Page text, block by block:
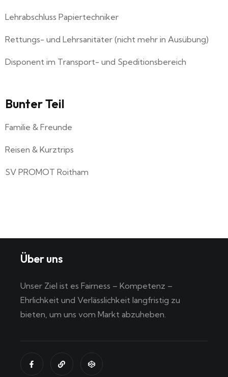
Lehrabschluss Papiertechniker
Rettungs- und Lehrsanitäter (nicht mehr in Ausübung)
Disponent im Transport- und Speditionsbereich
Bunter Teil
Familie & Freunde
Reisen & Kurztrips
SV PROMOT Roitham
Über uns
Unser Ziel ist es Fairness – Kompetenz –
Ehrlichkeit und Verlässlichkeit langfristig zu
bieten, um uns vom Markt abzuheben.